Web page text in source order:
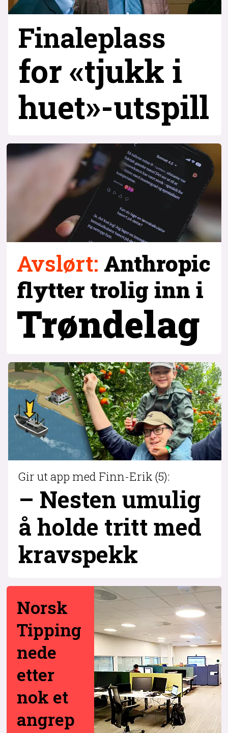
Finaleplass
for «tjukk i
huet»-utspill
Avslørt: Anthropic
flytter trolig inn i
Trøndelag
Gir ut app med Finn-Erik (5):
– Nesten umulig
å holde tritt med
krav­spekk
Norsk
Tipping
nede
etter
nok et
angrep